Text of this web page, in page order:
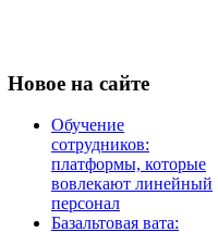
Новое на сайте
Обучение
сотрудников:
платформы, которые
вовлекают линейный
персонал
Базальтовая вата: